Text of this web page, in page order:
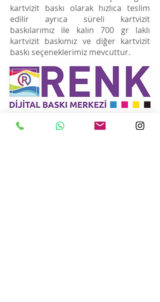
kartvizit baskı olarak hızlıca teslim
edilir ayrıca süreli kartvizit
baskılarımız ile kalın 700 gr laklı
kartvizit baskımız ve diğer kartvizit
baskı seçeneklerimiz mevcuttur.
0212 660 00 39 0543 417 38 59-
renkgrafik2@gmail.com